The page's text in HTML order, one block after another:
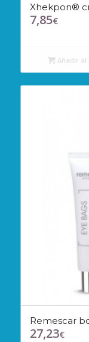
Xhekpon®
7,85€
Añadir al
Remescar
27,23€